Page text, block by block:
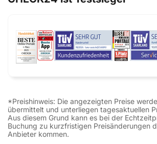
*Preishinweis: Die angezeigten Preise
übermittelt und unterliegen tagesaktuellen
Aus diesem Grund kann es bei der
Buchung zu kurzfristigen Preisänderungen
Anbieter kommen.